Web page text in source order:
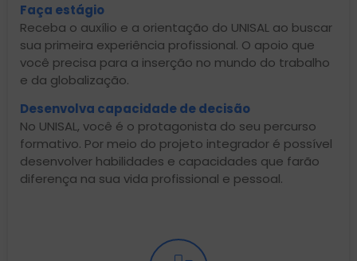
Faça estágio
Receba o auxílio e a orientação do UNISAL ao buscar
sua primeira experiência profissional. O apoio que
você precisa para a inserção no mundo do trabalho
e da globalização.
Desenvolva capacidade de decisão
No UNISAL, você é o protagonista do seu percurso
formativo. Por meio do projeto integrador é possível
desenvolver habilidades e capacidades que farão
diferença na sua vida profissional e pessoal.